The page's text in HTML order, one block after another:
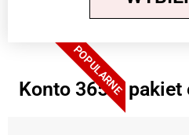
POPULARNE
Konto 365 +